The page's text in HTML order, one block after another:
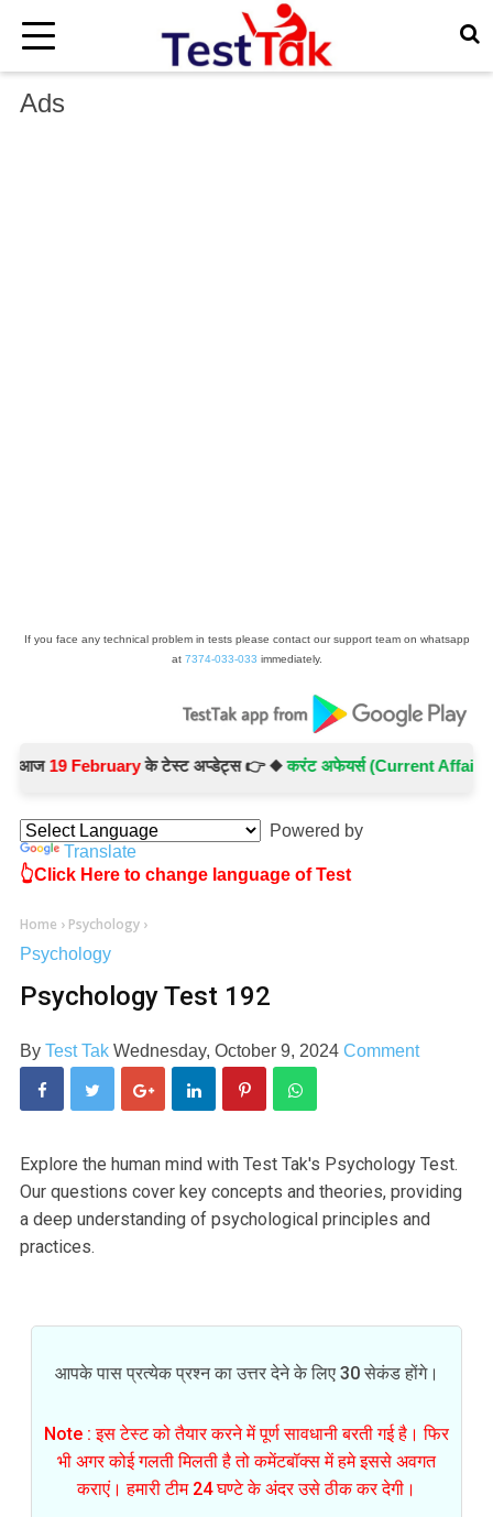
Ads
If you face any technical problem in tests please contact our support team on whatsapp
at 7374-033-033 immediately.
19 Februaryके टेस्ट अप्डेट्स 👉 ◆करंट अफेयर्स (Current Affairs) -
×
Powered by
Translate
👆Click Here to change language of Test
Home › Psychology ›
Psychology
Psychology Test 192
By Test Tak Wednesday, October 9, 2024 Comment
Explore the human mind with Test Tak's Psychology Test.
Our questions cover key concepts and theories, providing
a deep understanding of psychological principles and
practices.
आपके पास प्रत्येक प्रश्न का उत्तर देने के लिए 30 सेकंड होंगे।
Note : इस टेस्ट को तैयार करने में पूर्ण सावधानी बरती गई है। फिर
भी अगर कोई गलती मिलती है तो कमेंटबॉक्स में हमे इससे अवगत
कराएं। हमारी टीम 24 घण्टे के अंदर उसे ठीक कर देगी।